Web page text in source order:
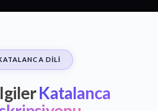
DILI
Katalanca